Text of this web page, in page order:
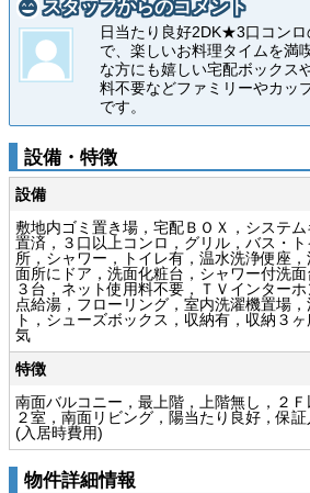
スタッフからのコメント
日当たり良好2DK★3口コン
で、楽しいお料理タイムを満
な方にも嬉しい宅配ボックス
料不要などファミリーやカッ
です。
設備・特徴
設備
敷地内ゴミ置き場，宅配ＢＯＸ，システ
置済，３口以上コンロ，グリル，バス・
所，シャワー，トイレ有，温水洗浄便座
面所にドア，洗面化粧台，シャワー付洗
３台，ネット使用料不要，ＴＶインター
点給湯，フローリング，室内洗濯機置場
ト，シューズボックス，収納有，収納３
気
特徴
南面バルコニー，最上階，上階無し，２
２室，南面リビング，陽当たり良好，保
(入居時費用)
物件詳細情報